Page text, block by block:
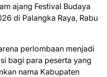
ajang Festival Budaya
di Palangka Raya, Rabu
perlombaan menjadi
bagi para peserta yang
nama Kabupaten